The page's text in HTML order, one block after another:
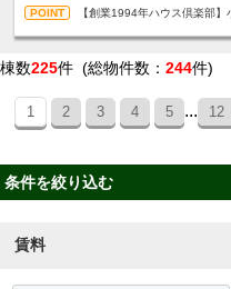
【創業1994年ハウス倶楽部】
棟数225件 (総物件数： 244件)
1 2 3 4 5 ... 12
条件を絞り込む
賃料